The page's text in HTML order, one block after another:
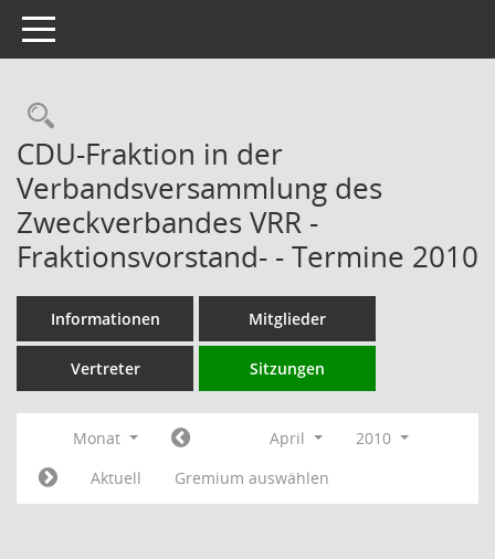
Toggle navigation
Rechercheauswahl
CDU-Fraktion in der
Verbandsversammlung des
Zweckverbandes VRR -
Fraktionsvorstand- - Termine 2010
Informationen Mitglieder
Vertreter Sitzungen
Monat April
2010
Aktuell
Gremium auswählen